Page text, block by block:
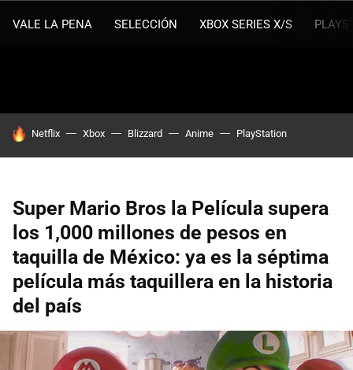
VALE LA PENA SELECCIÓN XBOX SERIES X/S
HOY SE HABLA DE
Netflix Xbox Blizzard Anime PlayStation
Super Mario Bros la Película supera
los 1,000 millones de pesos en
taquilla de México: ya es la séptima
película más taquillera en la historia
del país